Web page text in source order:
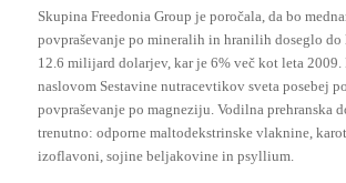
Skupina Freedonia Group je poročala, da bo
povpraševanje po mineralih in hranilih doseglo do
12.6 milijard dolarjev, kar je 6% več kot leta 2009.
naslovom Sestavine nutracevtikov sveta posebej
povpraševanje po magneziju. Vodilna prehranska
trenutno: odporne maltodekstrinske vlaknine,
izoflavoni, sojine beljakovine in psyllium.